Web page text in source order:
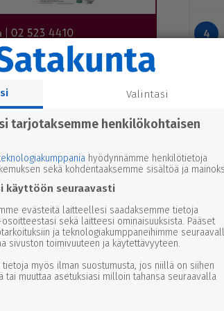
000 ra­jan. Ja­lat on syy­tä
Sii­hen me­nee siis vie­lä vuo­
la­dat­ta­vat hyb­ri­dit ovat
Har­kin­ta kes­ti kau­an.
kuus­sa. Ta­va­no­mai­
päi­vit­täi­ses­tä asi­oin­nis­ta
25 000–30 000.
Valintasi
tarjotaksemme henkilökohtaisen
hyödynnämme henkilötietoja
sekä kohdentaaksemme sisältöä ja
käyttöön seuraavasti
evästeitä laitteellesi saadaksemme tietoja
sekä laitteesi ominaisuuksista. Pääset
ja teknologiakumppaneihimme
sivuston toimivuuteen ja käytettävyyteen.
myös ilman suostumusta, jos niillä on siihen
tai muuttaa asetuksiasi milloin tahansa seuraavalla